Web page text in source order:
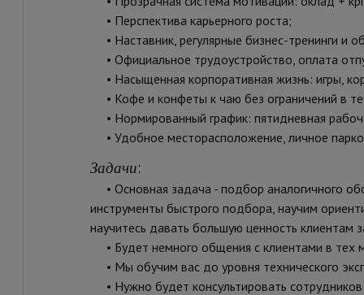
• Перспектива карьерного роста;
• Наставник, регулярные бизнес-тренинги и
• Официальное трудоустройство, оплата
• Насыщенная корпоративная жизнь: игры,
• Кофе и конфеты к чаю без ограничений в
• Нормированный график: пятидневная
• Удобное месторасположение, личное
Задачи:
• Основная задача - подбор аналогичного
инструменты быстрого подбора, научим
научитесь давать большую ценность
• Будет немного общения с клиентами в тех
• Мы обучим вас до уровня технического
• Нужно будет консультировать